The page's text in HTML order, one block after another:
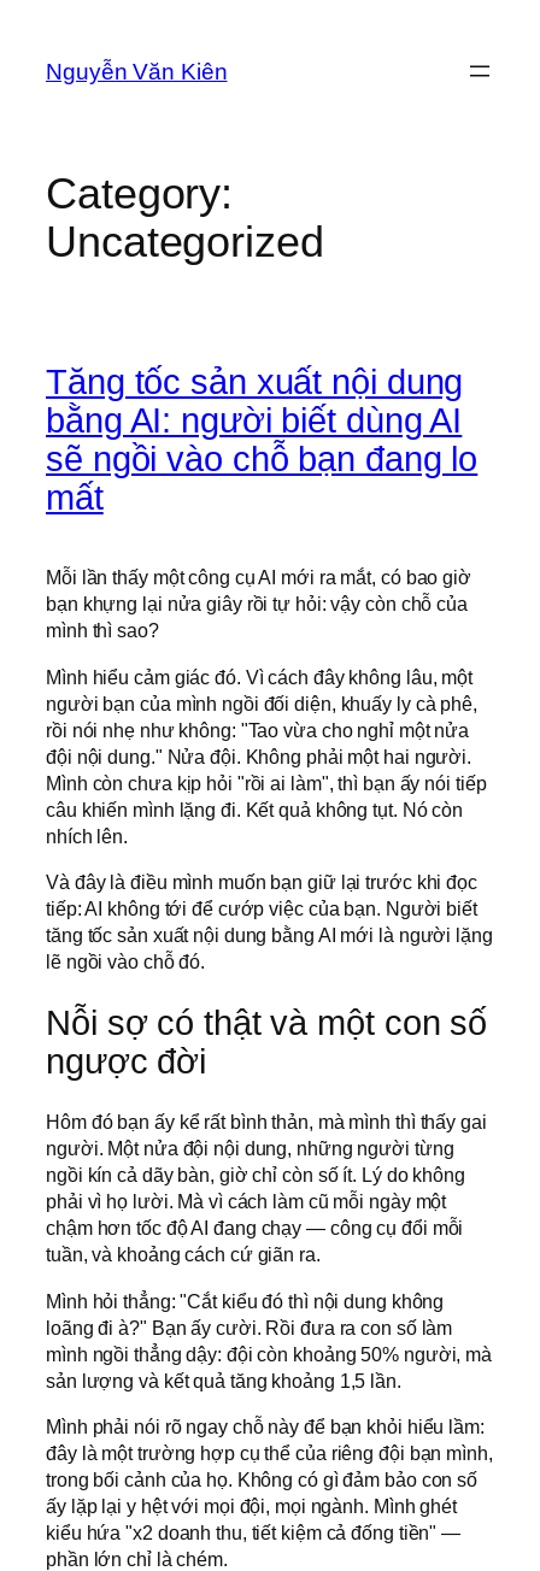
content
Nguyễn Văn Kiên
Category:
Uncategorized
Tăng tốc sản xuất nội dung
bằng AI: người biết dùng AI
sẽ ngồi vào chỗ bạn đang lo
mất
Mỗi lần thấy một công cụ AI mới ra mắt, có bao giờ
bạn khựng lại nửa giây rồi tự hỏi: vậy còn chỗ của
mình thì sao?
Mình hiểu cảm giác đó. Vì cách đây không lâu, một
người bạn của mình ngồi đối diện, khuấy ly cà phê,
rồi nói nhẹ như không: "Tao vừa cho nghỉ một nửa
đội nội dung." Nửa đội. Không phải một hai người.
Mình còn chưa kịp hỏi "rồi ai làm", thì bạn ấy nói tiếp
câu khiến mình lặng đi. Kết quả không tụt. Nó còn
nhích lên.
Và đây là điều mình muốn bạn giữ lại trước khi đọc
tiếp: AI không tới để cướp việc của bạn. Người biết
tăng tốc sản xuất nội dung bằng AI mới là người lặng
lẽ ngồi vào chỗ đó.
Nỗi sợ có thật và một con số
ngược đời
Hôm đó bạn ấy kể rất bình thản, mà mình thì thấy gai
người. Một nửa đội nội dung, những người từng
ngồi kín cả dãy bàn, giờ chỉ còn số ít. Lý do không
phải vì họ lười. Mà vì cách làm cũ mỗi ngày một
chậm hơn tốc độ AI đang chạy — công cụ đổi mỗi
tuần, và khoảng cách cứ giãn ra.
Mình hỏi thẳng: "Cắt kiểu đó thì nội dung không
loãng đi à?" Bạn ấy cười. Rồi đưa ra con số làm
mình ngồi thẳng dậy: đội còn khoảng 50% người, mà
sản lượng và kết quả tăng khoảng 1,5 lần.
Mình phải nói rõ ngay chỗ này để bạn khỏi hiểu lầm:
đây là một trường hợp cụ thể của riêng đội bạn mình,
trong bối cảnh của họ. Không có gì đảm bảo con số
ấy lặp lại y hệt với mọi đội, mọi ngành. Mình ghét
kiểu hứa "x2 doanh thu, tiết kiệm cả đống tiền" —
phần lớn chỉ là chém.